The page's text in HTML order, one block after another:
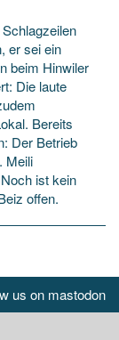
er sei ein
beim Hinwiler
Die laute
Bereits
Der Betrieb
Meili
ist kein
offen.
us on mastodon